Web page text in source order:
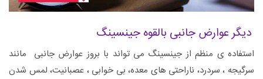
دیگر عوارض جانبی بالقوه جینسینگ
استفاده ی منظم از جینسینگ می تواند با بروز عوارض جانبی مانند
سرگیجه ، سردرد، ناراحتی های معده، بی خوابی ، عصبانیت، لمس شدن